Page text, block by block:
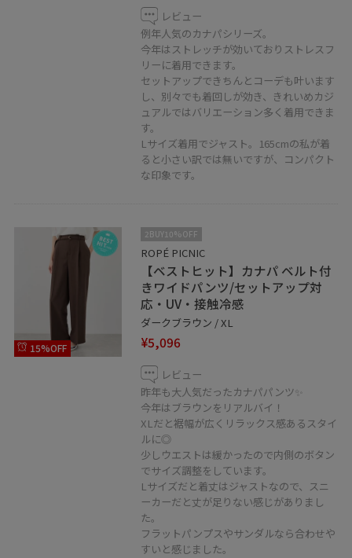
レビュー
例年人気のカナパシリーズ。
今年はストレッチが効いておりストレスフ
リーに着用できます。
セットアップできちんとコーデも叶います
し、別々でも着回しが効き、きれいめカジ
ュアルではバリエーション多く着用できま
す。
Lサイズ着用でジャスト。165cmの私が着
ると小さい訳では無いですが、コンパクト
な印象です。
15%OFF
2BUY10%OFF
ROPÉ PICNIC
【ベストヒット】カナパ ベルト付
きワイドパンツ/セットアップ対
応・UV・接触冷感
ダークブラウン / XL
¥5,096
レビュー
昨年も大人気だったカナパパンツ✨️
今年はブラウンをリアルバイ！
XLだと裾幅が広くリラックス感あるスタイ
ルに◎
少しウエストは緩かったので内側のボタン
でサイズ調整をしています。
Lサイズだと着丈はジャストなので、スニ
ーカーだと丈が足りない感じがありまし
た。
フラットパンプスやサンダルなら合わせや
すいと感じました。